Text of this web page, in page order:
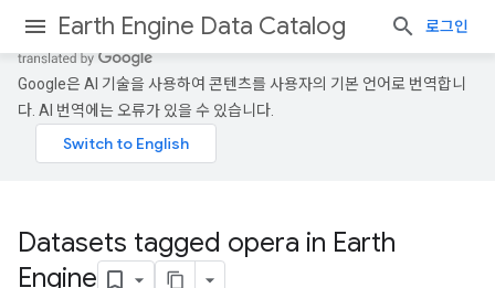
Earth Engine Data Catalog 로그인
Google은 AI 기술을 사용하여 콘텐츠를 사용자의 기본 언어로 번역합니
다. AI 번역에는 오류가 있을 수 있습니다.
Datasets tagged opera in Earth
Engine